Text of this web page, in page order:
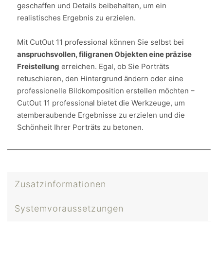
geschaffen und Details beibehalten, um ein
realistisches Ergebnis zu erzielen.
Mit CutOut 11 professional können Sie selbst bei
anspruchsvollen, filigranen Objekten eine präzise
Freistellung erreichen. Egal, ob Sie Porträts
retuschieren, den Hintergrund ändern oder eine
professionelle Bildkomposition erstellen möchten –
CutOut 11 professional bietet die Werkzeuge, um
atemberaubende Ergebnisse zu erzielen und die
Schönheit Ihrer Porträts zu betonen.
Zusatzinformationen
Systemvoraussetzungen